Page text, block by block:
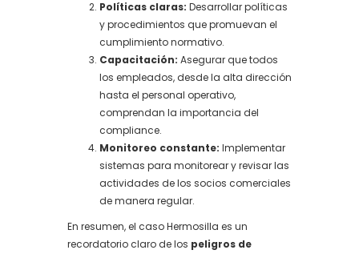
Políticas claras: Desarrollar políticas
y procedimientos que promuevan el
cumplimiento normativo.
Capacitación: Asegurar que todos
los empleados, desde la alta dirección
hasta el personal operativo,
comprendan la importancia del
compliance.
Monitoreo constante: Implementar
sistemas para monitorear y revisar las
actividades de los socios comerciales
de manera regular.
En resumen, el caso Hermosilla es un
recordatorio claro de los peligros de